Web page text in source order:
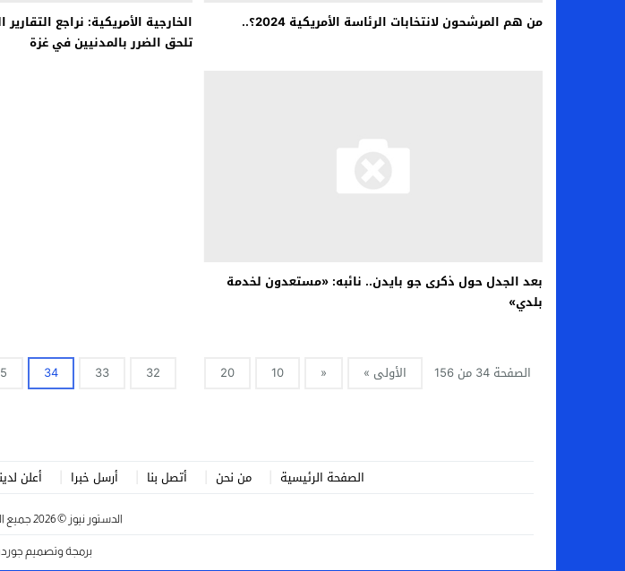
من هم المرشحون لانتخابات الرئاسة الأمريكية 2024؟..
الخارجية الأمريكية: نراجع
تلحق الضرر بالمدنيين في غزة
بعد الجدل حول ذكرى جو بايدن.. نائبه: «مستعدون لخدمة
بلدي»
الصفحة 34 من 156 الأولى » «
10
20
32
33
34
الصفحة الرئيسية من نحن أتصل بنا أرسل خبرا أعلن
الدستور نيوز © 2026 جميع الحقوق محفوظة.
برمجة وتصميم